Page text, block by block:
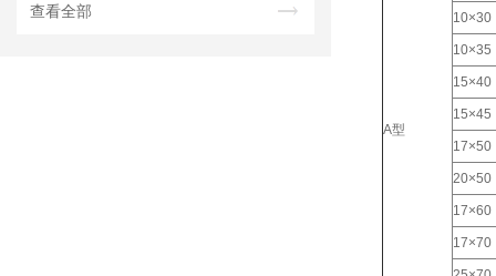
查看全部
A型
10×30
10×35
15×40
15×45
17×50
20×50
17×60
17×70